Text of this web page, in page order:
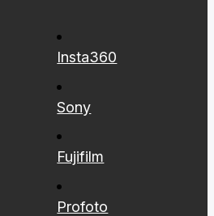
Insta360
Sony
Fujifilm
Profoto